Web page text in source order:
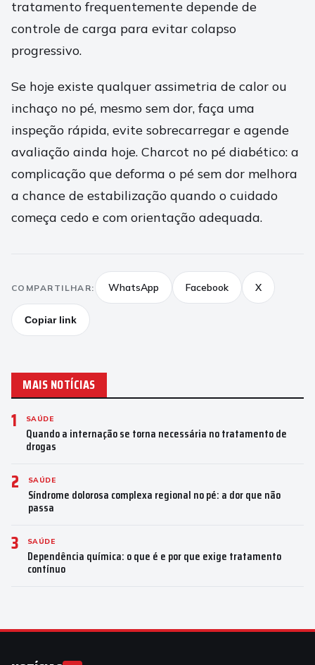
tratamento frequentemente depende de
controle de carga para evitar colapso
progressivo.
Se hoje existe qualquer assimetria de calor ou
inchaço no pé, mesmo sem dor, faça uma
inspeção rápida, evite sobrecarregar e agende
avaliação ainda hoje. Charcot no pé diabético: a
complicação que deforma o pé sem dor melhora
a chance de estabilização quando o cuidado
começa cedo e com orientação adequada.
COMPARTILHAR: WhatsApp Facebook X
Copiar link
MAIS NOTÍCIAS
1 SAÚDE
Quando a internação se torna necessária no tratamento de
drogas
2 SAÚDE
Síndrome dolorosa complexa regional no pé: a dor que não
passa
3 SAÚDE
Dependência química: o que é e por que exige tratamento
contínuo